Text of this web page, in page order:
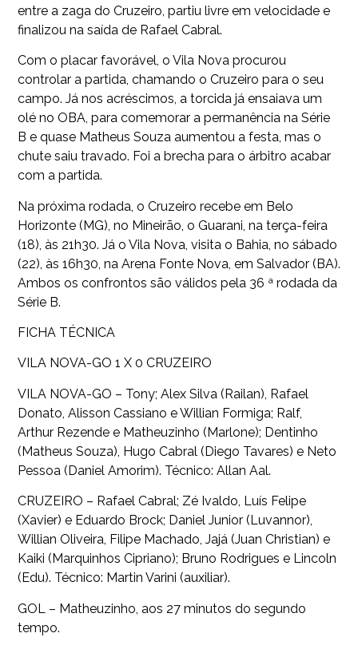
entre a zaga do Cruzeiro, partiu livre em velocidade e
finalizou na saída de Rafael Cabral.
Com o placar favorável, o Vila Nova procurou
controlar a partida, chamando o Cruzeiro para o seu
campo. Já nos acréscimos, a torcida já ensaiava um
olé no OBA, para comemorar a permanência na Série
B e quase Matheus Souza aumentou a festa, mas o
chute saiu travado. Foi a brecha para o árbitro acabar
com a partida.
Na próxima rodada, o Cruzeiro recebe em Belo
Horizonte (MG), no Mineirão, o Guarani, na terça-feira
(18), às 21h30. Já o Vila Nova, visita o Bahia, no sábado
(22), às 16h30, na Arena Fonte Nova, em Salvador (BA).
Ambos os confrontos são válidos pela 36 ª rodada da
Série B.
FICHA TÉCNICA
VILA NOVA-GO 1 X 0 CRUZEIRO
VILA NOVA-GO – Tony; Alex Silva (Railan), Rafael
Donato, Alisson Cassiano e Willian Formiga; Ralf,
Arthur Rezende e Matheuzinho (Marlone); Dentinho
(Matheus Souza), Hugo Cabral (Diego Tavares) e Neto
Pessoa (Daniel Amorim). Técnico: Allan Aal.
CRUZEIRO – Rafael Cabral; Zé Ivaldo, Luís Felipe
(Xavier) e Eduardo Brock; Daniel Junior (Luvannor),
Willian Oliveira, Filipe Machado, Jajá (Juan Christian) e
Kaiki (Marquinhos Cipriano); Bruno Rodrigues e Lincoln
(Edu). Técnico: Martin Varini (auxiliar).
GOL – Matheuzinho, aos 27 minutos do segundo
tempo.